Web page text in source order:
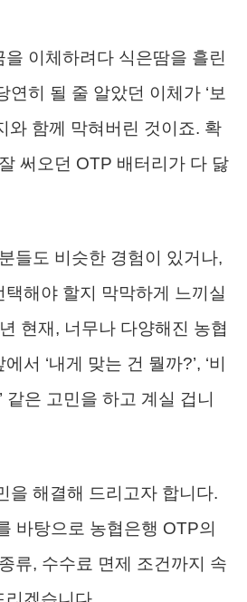
이체하려다 식은땀을 흘린
연히 될 줄 알았던 이체가 ‘보
와 함께 막혀버린 것이죠. 확
써오던 OTP 배터리가 다 닳
들도 비슷한 경험이 있거나,
해야 할지 막막하게 느끼실
현재, 너무나 다양해진 농협
서 ‘내게 맞는 건 뭘까?’, ‘비
같은 고민을 하고 계실 겁니
을 해결해 드리고자 합니다.
바탕으로 농협은행 OTP의
류, 수수료 면제 조건까지 속